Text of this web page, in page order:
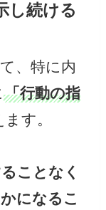
し続ける
、特に内
「行動の指
す。
ことなく
になるこ